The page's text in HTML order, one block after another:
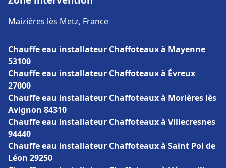
Maizières lès Metz, France
Chauffe eau installateur Chaffoteaux à Mayenne
53100
Chauffe eau installateur Chaffoteaux à Évreux
27000
Chauffe eau installateur Chaffoteaux à Morières lès
Avignon 84310
Chauffe eau installateur Chaffoteaux à Villecresnes
94440
Chauffe eau installateur Chaffoteaux à Saint Pol de
Léon 29250